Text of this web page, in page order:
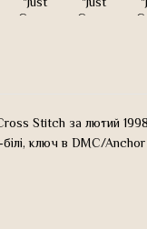
Stitch за лютий
ключ в DMC/Anchor